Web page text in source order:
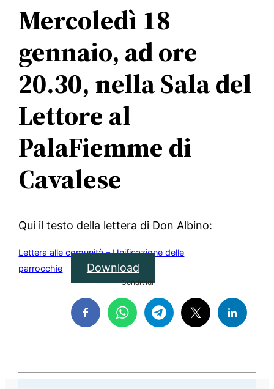
Mercoledì 18
gennaio, ad ore
20.30, nella Sala del
Lettore al
PalaFiemme di
Cavalese
Qui il testo della lettera di Don Albino:
Lettera alle comunità – Unificazione delle
parrocchie
Download
Condividi